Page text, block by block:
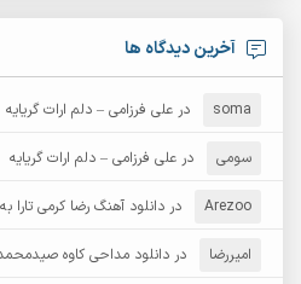
آرش امامی
آرش دی جی 2
آرش عثمان
آرش مبهم
آرش مهرابی
آخرین دیدگاه ها
soma در علی فرزامی – دلم ارات گریایه
سومی در علی فرزامی – دلم ارات گریایه
Arezoo در دانلود آهنگ رضا کرمی تارا
امیررضا در دانلود مداحی کاوه